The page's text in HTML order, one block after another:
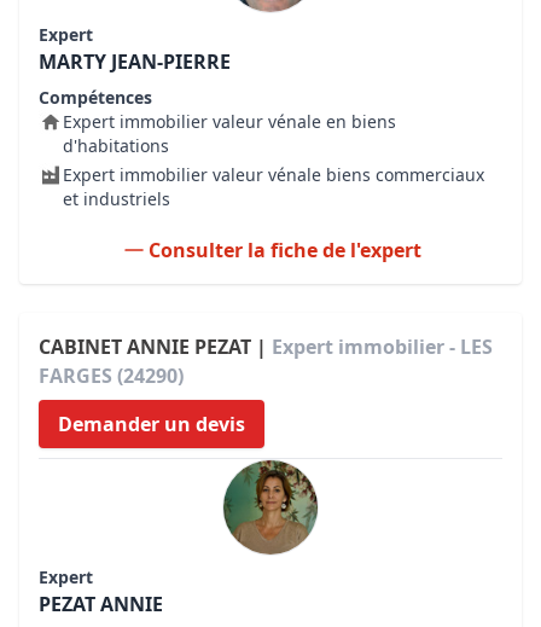
Expert
MARTY JEAN-PIERRE
Compétences
Expert immobilier valeur vénale en biens
d'habitations
Expert immobilier valeur vénale biens commerciaux
et industriels
Consulter la fiche de l'expert
CABINET ANNIE PEZAT | Expert immobilier - LES
FARGES (24290)
Demander un devis
Expert
PEZAT ANNIE